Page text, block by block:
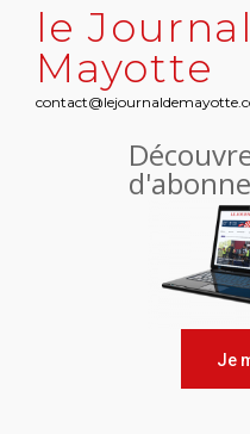
le
Mayotte
Je